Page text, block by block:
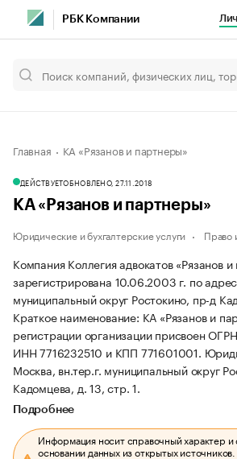
РБК Компании
Главная КА «Рязанов и партнеры»
ДЕЙСТВУЕТОБНОВЛЕНО, 27.11.2018
КА «Рязанов и партнеры»
Юридические и бухгалтерские услуги Право
Компания Коллегия адвокатов «Рязанов
зарегистрирована 10.06.2003 г. по
муниципальный округ Ростокино, пр-д
Краткое наименование: КА «Рязанов и
регистрации организации присвоен
ИНН 7716232510 и КПП 771601001.
Москва, вн.тер.г. муниципальный округ
Кадомцева, д. 13, стр. 1.
Подробнее
Информация носит справочный характер и
основании данных из открытых источников.